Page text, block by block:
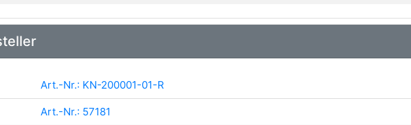
Art.-Nr.: KN-200001-01-R
Art.-Nr.: 57181